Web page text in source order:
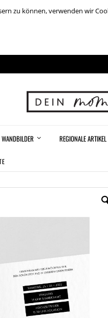
zu können, verwenden wir
WANDBILDER REGIONALE ARTIKEL